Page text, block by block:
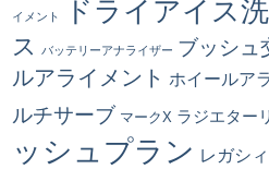
イメント ドライアイス
ス
バッテリーアナライザー ブッシュ
ルアライメント ホイールア
ルチサーブ マークX ラジエター
ッシュプラン レガシィ